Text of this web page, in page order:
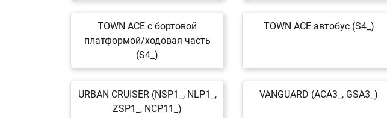
TOWN ACE c бортовой
платформой/ходовая часть
(S4_)
TOWN ACE автобус (S4_)
URBAN CRUISER (NSP1_, NLP1_,
ZSP1_, NCP11_)
VANGUARD (ACA3_, GSA3_)